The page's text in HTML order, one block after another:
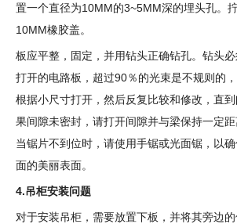
置一个直径为10MM的3~5MM深的埋头孔。
10MM橡胶盖。
板应平整，固定，并用钻头正确钻孔。钻头
打开的电路板，超过90％的光束是不规则的
根据小尺寸打开，然后反复比较和修改，直
果间隙未密封，请打开间隙并与梁保持一定距
当锯片不到位时，请使用手锯或光面锯，以
面的美丽表面。
4.吊柜安装问题
对于安装吊柜，需要放置下板，并将其旁边